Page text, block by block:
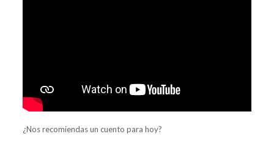
¿Nos recomiendas un cuento para hoy?